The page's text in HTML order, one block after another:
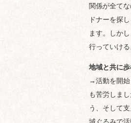
関係が全て
ドナーを探
ます。しか
行っていけ
地域と共に
→活動を開始
も苦労しま
う、そして